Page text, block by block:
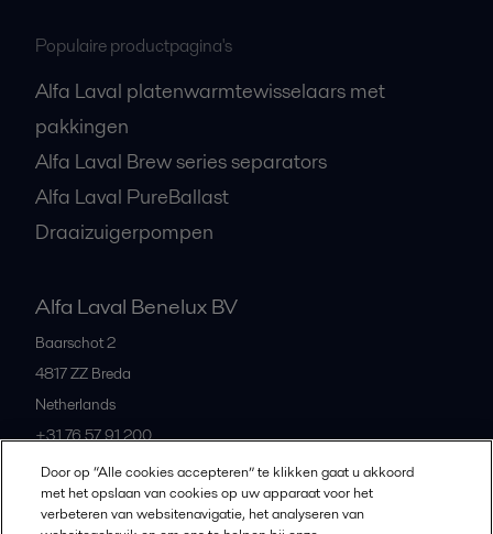
Populaire productpagina's
Alfa Laval platenwarmtewisselaars met
pakkingen
Alfa Laval Brew series separators
Alfa Laval PureBallast
Draaizuigerpompen
Alfa Laval Benelux BV
Baarschot 2
4817 ZZ Breda
Netherlands
+31 76 57 91 200
All offices and partners
Door op “Alle cookies accepteren” te klikken gaat u akkoord
met het opslaan van cookies op uw apparaat voor het
verbeteren van websitenavigatie, het analyseren van